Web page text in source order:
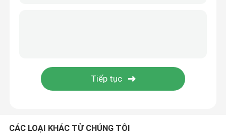
Đèn LED chiếu sáng dưới kệ
Đường ray đèn LED
CÁC LOẠI KHÁC TỪ CHÚNG TÔI